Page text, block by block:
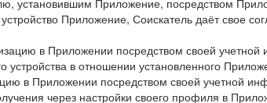
установившим Приложение, посредством
Приложение, Соискатель даёт свое
в Приложении посредством своей
устройства в отношении установленного
в Приложении посредством своей учетной
через настройки своего профиля в